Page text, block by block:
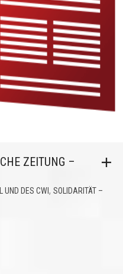
ZEITUNG –
UND DES CWI, SOLIDARITÄT –